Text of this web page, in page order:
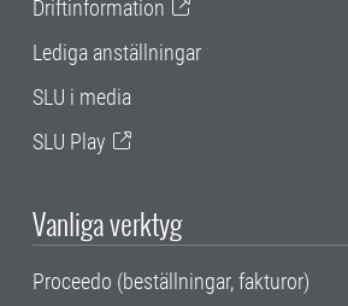
Driftinformation
Lediga anställningar
SLU i media
SLU Play
Vanliga verktyg
Proceedo (beställningar, fakturor)